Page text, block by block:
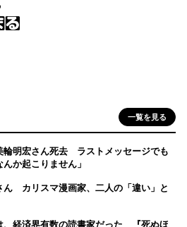
一覧を見る
輪明宏さん死去 ラストメッセージでも
か起こりません」
ん カリスマ漫画家、二人の「違い」と
、経済界有数の読書家だった 『死ぬほ